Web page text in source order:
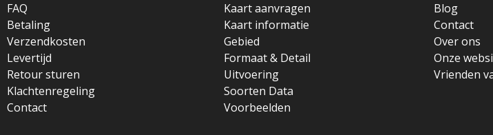
FAQ
Betaling
Verzendkosten
Levertijd
Retour sturen
Klachtenregeling
Contact
Kaart aanvragen
Kaart informatie
Gebied
Formaat & Detail
Uitvoering
Soorten Data
Voorbeelden
Blog
Contact
Over ons
Onze
Vrienden